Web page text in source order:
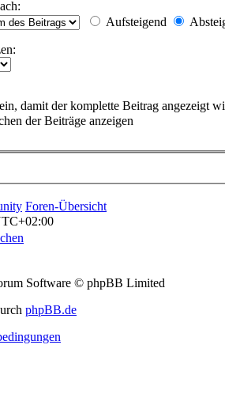
Aufsteigend
damit der komplette Beitrag angezeigt
der Beiträge anzeigen
Foren-Übersicht
Software © phpBB Limited
phpBB.de